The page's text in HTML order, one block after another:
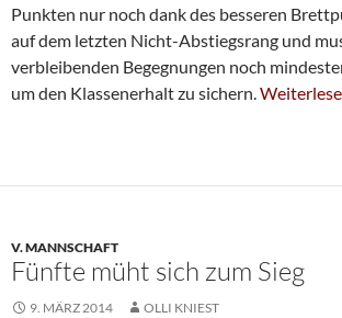
Punkten nur noch dank des besseren
auf dem letzten Nicht-Abstiegsrang und
verbleibenden Begegnungen noch
um den Klassenerhalt zu sichern.Klare
V. MANNSCHAFT
Fünfte müht sich zum Sieg
9. MÄRZ 2014 OLLI KNIEST